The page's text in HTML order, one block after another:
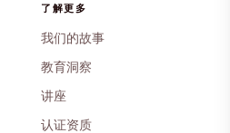
了解更多
我们的故事
教育洞察
讲座
认证资质